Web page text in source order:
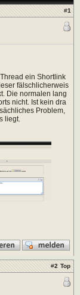
#1
ein Shortlink
fälschlicherweis
Die normalen lang
nicht. Ist kein dra
Problem,
liegt.
#2 Top